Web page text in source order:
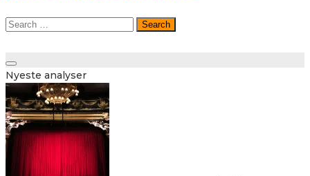
Search
Toggle
navigation
Nyeste analyser